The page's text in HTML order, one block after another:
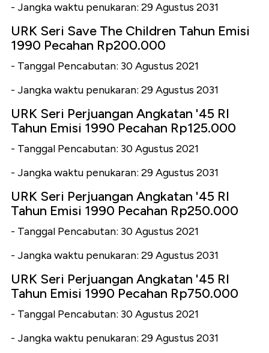
- Jangka waktu penukaran: 29 Agustus 2031
URK Seri Save The Children Tahun Emisi
1990 Pecahan Rp200.000
- Tanggal Pencabutan: 30 Agustus 2021
- Jangka waktu penukaran: 29 Agustus 2031
URK Seri Perjuangan Angkatan '45 RI
Tahun Emisi 1990 Pecahan Rp125.000
- Tanggal Pencabutan: 30 Agustus 2021
- Jangka waktu penukaran: 29 Agustus 2031
URK Seri Perjuangan Angkatan '45 RI
Tahun Emisi 1990 Pecahan Rp250.000
- Tanggal Pencabutan: 30 Agustus 2021
- Jangka waktu penukaran: 29 Agustus 2031
URK Seri Perjuangan Angkatan '45 RI
Tahun Emisi 1990 Pecahan Rp750.000
- Tanggal Pencabutan: 30 Agustus 2021
- Jangka waktu penukaran: 29 Agustus 2031